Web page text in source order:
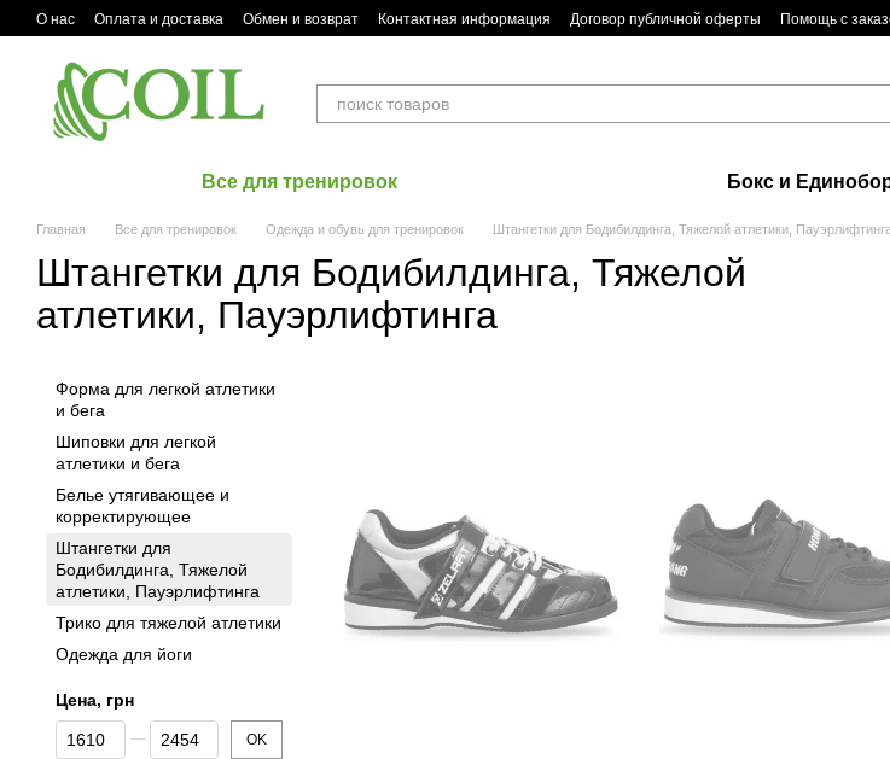
Перейти к основному контенту
О нас Оплата и доставка Обмен и возврат Контактная информация Договор публичной оферты Помощь с
Все для тренировок Бокс и
Главная Все для тренировок Одежда и обувь для тренировок Штангетки для Бодибилдинга, Тяжелой атлетики,
Штангетки для Бодибилдинга, Тяжелой
атлетики, Пауэрлифтинга
Форма для легкой атлетики
и бега
Шиповки для легкой
атлетики и бега
Белье утягивающее и
корректирующее
Штангетки для
Бодибилдинга, Тяжелой
атлетики, Пауэрлифтинга
Трико для тяжелой атлетики
Одежда для йоги
Цена, грн
От Цена, грн
До Цена, грн OK